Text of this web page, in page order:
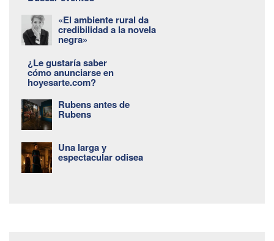
«El ambiente rural da
credibilidad a la novela
negra»
¿Le gustaría saber
cómo anunciarse en
hoyesarte.com?
Rubens antes de
Rubens
Una larga y
espectacular odisea